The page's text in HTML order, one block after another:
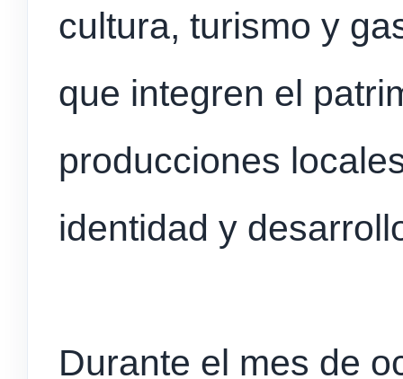
cultura, turismo y
que integren el
producciones
identidad y
Durante el mes de